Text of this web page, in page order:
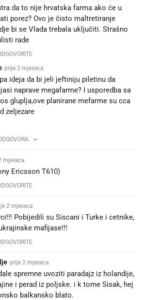
da to nije hrvatska farma ako će u
porez? Ovo je čisto maltretiranje
bi se Vlada trebala uključiti. Strašno
rade
prije 2 mjeseca
ideja da bi jeli jeftiniju piletinu da
naprave megafarme? I usporedba sa
gluplja,ove planirane mefarme su cca
zeljezare
mjeseca
Ericsson T610)
2 mjeseca
Pobijedili su Siscani i Turke i cetnike,
mafijase!!!
prije 2 mjeseca
spremne uvoziti paradajz iz holandije,
i perad iz poljske. i k tome Sisak, hej
balkansko blato.